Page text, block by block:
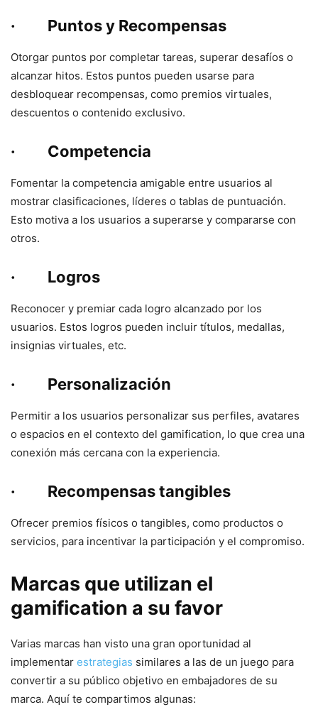
· Puntos y Recompensas
Otorgar puntos por completar tareas, superar desafíos o
alcanzar hitos. Estos puntos pueden usarse para
desbloquear recompensas, como premios virtuales,
descuentos o contenido exclusivo.
· Competencia
Fomentar la competencia amigable entre usuarios al
mostrar clasificaciones, líderes o tablas de puntuación.
Esto motiva a los usuarios a superarse y compararse con
otros.
· Logros
Reconocer y premiar cada logro alcanzado por los
usuarios. Estos logros pueden incluir títulos, medallas,
insignias virtuales, etc.
· Personalización
Permitir a los usuarios personalizar sus perfiles, avatares
o espacios en el contexto del gamification, lo que crea una
conexión más cercana con la experiencia.
· Recompensas tangibles
Ofrecer premios físicos o tangibles, como productos o
servicios, para incentivar la participación y el compromiso.
Marcas que utilizan el
gamification a su favor
Varias marcas han visto una gran oportunidad al
implementar estrategias similares a las de un juego para
convertir a su público objetivo en embajadores de su
marca. Aquí te compartimos algunas: